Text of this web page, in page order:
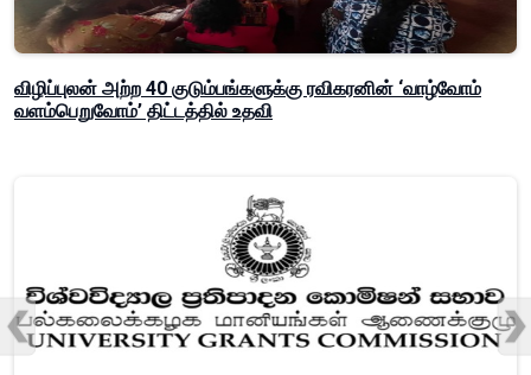
விழிப்புலன் அற்ற 40 குடும்பங்களுக்கு ரவிகரனின் ‘வாழ்வோம்
வளம்பெறுவோம்’ திட்டத்தில் உதவி